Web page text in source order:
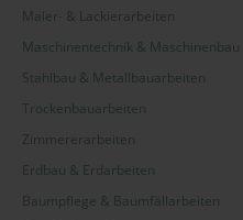
Maler- & Lackierarbeiten
Maschinentechnik & Maschinenbau
Stahlbau & Metallbauarbeiten
Trockenbauarbeiten
Zimmererarbeiten
Erdbau & Erdarbeiten
Baumpflege & Baumfällarbeiten